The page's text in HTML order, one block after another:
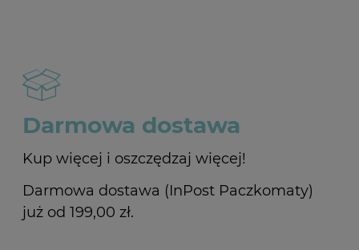
Darmowa dostawa
Kup więcej i oszczędzaj więcej!
Darmowa dostawa (InPost Paczkomaty)
już od 199,00 zł.